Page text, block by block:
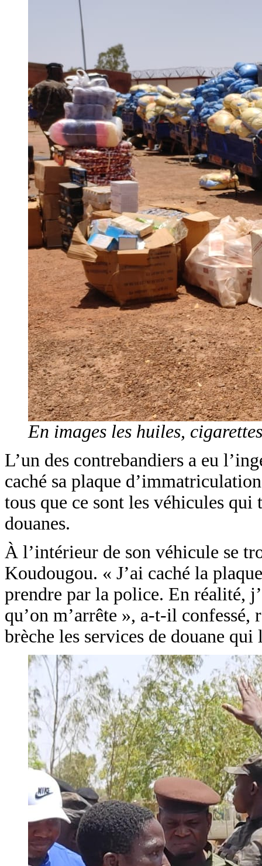
En images les huiles,
L’un des contrebandiers a eu
caché sa plaque
tous que ce sont les véhicules
douanes.
À l’intérieur de son véhicule se
Koudougou. « J’ai caché la
prendre par la police. En réalité,
qu’on m’arrête », a-t-il confessé,
brèche les services de douane